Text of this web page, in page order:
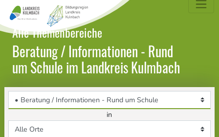
Landkreis Kulmbach
Alle Themenbereiche
Beratung / Informationen - Rund
um Schule im Landkreis Kulmbach
Themenbereich
in
Ort